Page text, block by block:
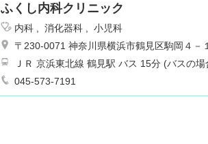
ふくし内科クリニック
内科 消化器科
小児科
〒230-0071 神奈川県横浜市鶴見区駒岡４－
ＪＲ 京浜東北線 鶴見駅 バス 15分 (バスの
045-573-7191